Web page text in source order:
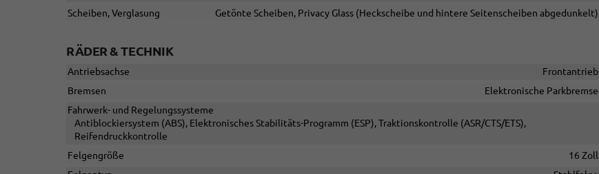
Scheiben, Verglasung
Getönte Scheiben, Privacy Glass (Heckscheibe und hintere Seitenscheiben abgedunkelt)
RÄDER & TECHNIK
Antriebsachse
Frontantrieb
Bremsen
Elektronische Parkbremse
Fahrwerk- und Regelungssysteme
Antiblockiersystem (ABS), Elektronisches Stabilitäts-Programm (ESP), Traktionskontrolle (ASR/CTS/ETS),
Reifendruckkontrolle
Felgengröße
16 Zoll